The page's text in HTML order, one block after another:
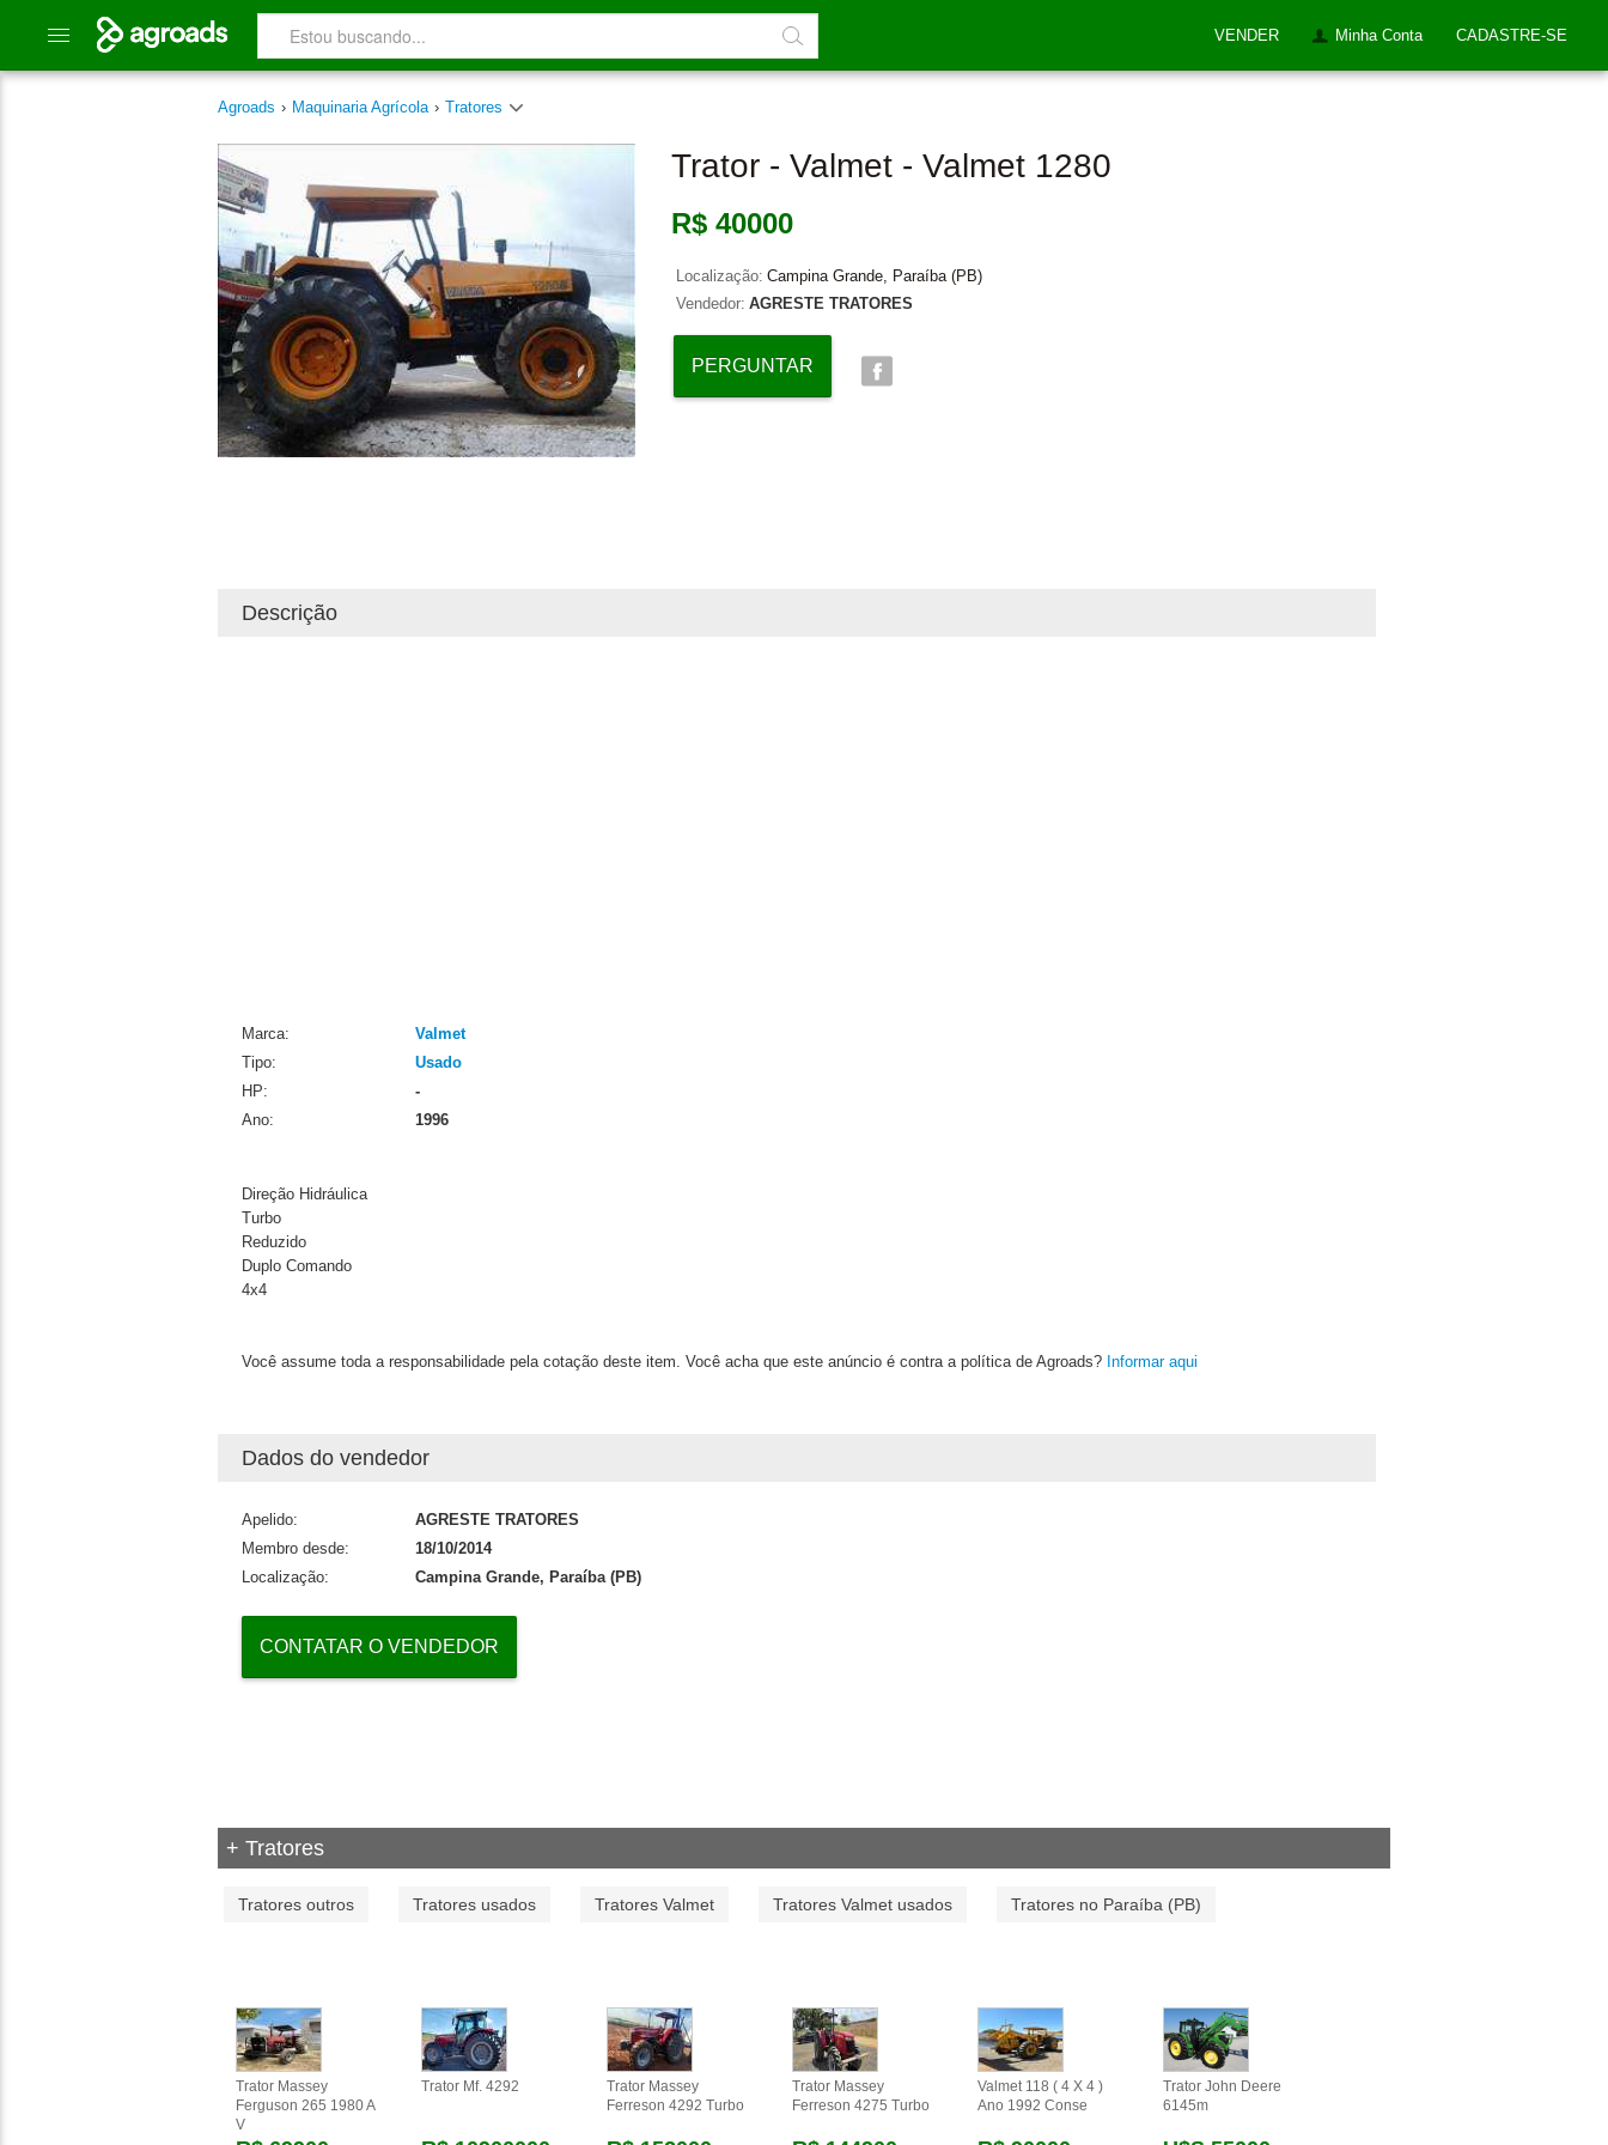
VENDER Minha Conta CADASTRE-SE
Agroads › Maquinaria Agrícola › Tratores
Trator - Valmet - Valmet 1280
R$ 40000
Localização: Campina Grande, Paraíba (PB)
Vendedor: AGRESTE TRATORES
PERGUNTAR
Descrição
Marca:
Valmet
Tipo:
Usado
HP:
-
Ano:
1996
Direção Hidráulica
Turbo
Reduzido
Duplo Comando
4x4
Você assume toda a responsabilidade pela cotação deste item. Você acha que este anúncio é contra a política de Agroads? Informar aqui
Dados do vendedor
Apelido:
AGRESTE TRATORES
Membro desde:
18/10/2014
Localização:
Campina Grande, Paraíba (PB)
CONTATAR O VENDEDOR
+ Tratores
Tratores outros Tratores usados Tratores Valmet Tratores Valmet usados Tratores no Paraíba (PB)
Trator Massey
Ferguson 265 1980 A
V
Trator Mf. 4292
Trator Massey
Ferreson 4292 Turbo
Trator Massey
Ferreson 4275 Turbo
Valmet 118 ( 4 X 4 )
Ano 1992 Conse
Trator John Deere
6145m